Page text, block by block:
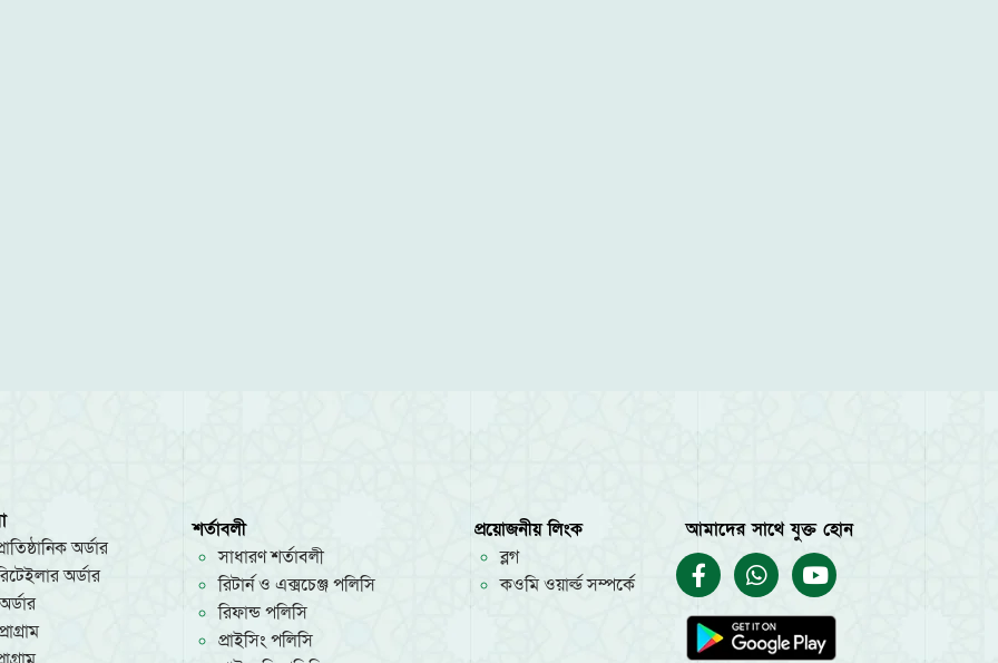
অর্ডার
অর্ডার
শর্তাবলী
সাধারণ শর্তাবলী
রিটার্ন ও এক্সচেঞ্জ পলিসি
রিফান্ড পলিসি
প্রাইসিং পলিসি
প্রয়োজনীয় লিংক
ব্লগ
কওমি ওয়ার্ল্ড সম্পর্কে
আমাদের সাথে যুক্ত হোন